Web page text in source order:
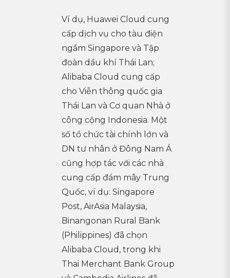
Ví dụ, Huawei Cloud cung
cấp dịch vụ cho tàu điện
ngầm Singapore và Tập
đoàn dầu khí Thái Lan;
Alibaba Cloud cung cấp
cho Viễn thông quốc gia
Thái Lan và Cơ quan Nhà ở
công cộng Indonesia. Một
số tổ chức tài chính lớn và
DN tư nhân ở Đông Nam Á
cũng hợp tác với các nhà
cung cấp đám mây Trung
Quốc, ví dụ: Singapore
Post, AirAsia Malaysia,
Binangonan Rural Bank
(Philippines) đã chọn
Alibaba Cloud, trong khi
Thai Merchant Bank Group